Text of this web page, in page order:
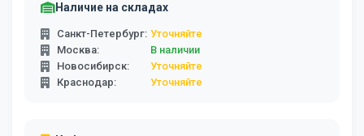
Наличие на складах
Санкт-Петербург: Уточняйте
Москва:
В наличии
Новосибирск:
Уточняйте
Краснодар:
Уточняйте